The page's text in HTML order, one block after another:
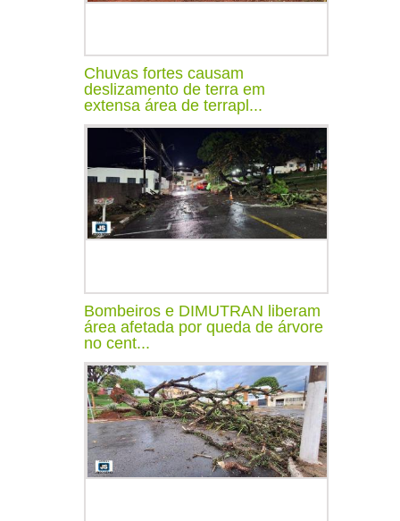
Chuvas fortes causam
deslizamento de terra em
extensa área de terrapl...
Bombeiros e DIMUTRAN liberam
área afetada por queda de árvore
no cent...